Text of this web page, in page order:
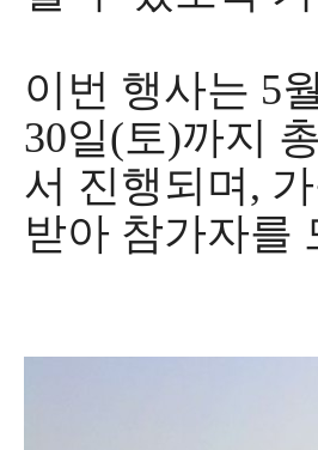
이번 행사는 5월
30일(토)까지 총
서 진행되며 ,
받아 참가자를